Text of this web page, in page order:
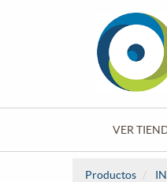
VER
Productos